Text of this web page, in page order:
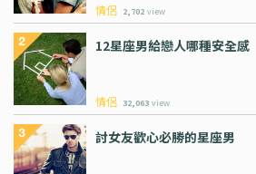
情侶 2,702 view
12星座男給戀人哪種安全感
情侶 32,063 view
討女友歡心必勝的星座男